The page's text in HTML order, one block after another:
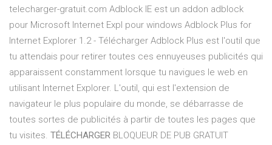
telecharger-gratuit.com Adblock IE est un addon adblock
pour Microsoft Internet Expl pour windows Adblock Plus for
Internet Explorer 1.2 - Télécharger Adblock Plus est l'outil que
tu attendais pour retirer toutes ces ennuyeuses publicités qui
apparaissent constamment lorsque tu navigues le web en
utilisant Internet Explorer. L'outil, qui est l'extension de
navigateur le plus populaire du monde, se débarrasse de
toutes sortes de publicités à partir de toutes les pages que
tu visites. TÉLÉCHARGER BLOQUEUR DE PUB GRATUIT